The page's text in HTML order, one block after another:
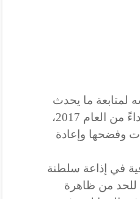
لمتابعة ما يحدث
من انتحالات وسرقات أدبية في الصحف العمانية، ابتداءً من العام 2017،
وفضحها وإعادة
في إذاعة سلطنة
من ظاهرة